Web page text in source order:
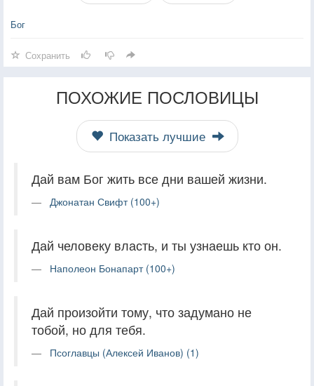
Бог
Сохранить
ПОХОЖИЕ ПОСЛОВИЦЫ
Показать лучшие
Дай вам Бог жить все дни вашей жизни.
Джонатан Свифт (100+)
Дай человеку власть, и ты узнаешь кто он.
Наполеон Бонапарт (100+)
Дай произойти тому, что задумано не
тобой, но для тебя.
Псоглавцы (Алексей Иванов) (1)